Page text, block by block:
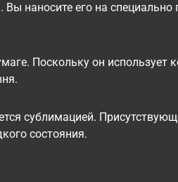
наносите его на специально
Поскольку он использует
сублимацией.
состояния.